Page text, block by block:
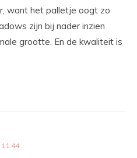
want het palletje oogt zo
zijn bij nader inzien
grootte. En de kwaliteit is